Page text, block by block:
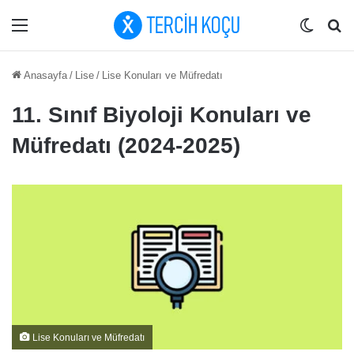
Menü Dış
Anasayfa / Lise / Lise Konuları ve Müfredatı
11. Sınıf Biyoloji Konuları ve
Müfredatı (2024-2025)
Lise Konuları ve Müfredatı